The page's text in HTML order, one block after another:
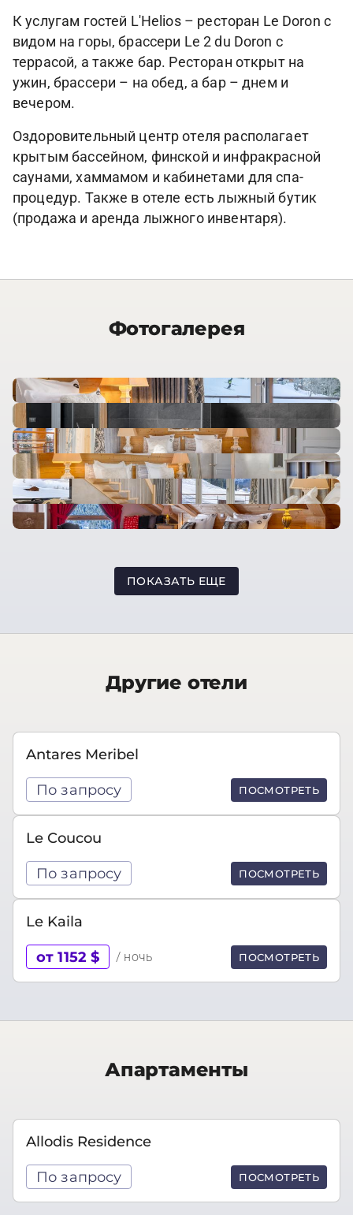
К услугам гостей L'Helios – ресторан Le Doron с
видом на горы, брассери Le 2 du Doron с
террасой, а также бар. Ресторан открыт на
ужин, брассери – на обед, а бар – днем и
вечером.
Оздоровительный центр отеля располагает
крытым бассейном, финской и инфракрасной
саунами, хаммамом и кабинетами для спа-
процедур. Также в отеле есть лыжный бутик
(продажа и аренда лыжного инвентаря).
Фотогалерея
ПОКАЗАТЬ ЕЩЕ
Другие отели
Antares Meribel
По запросу ПОСМОТРЕТЬ
Le Coucou
По запросу ПОСМОТРЕТЬ
Le Kaila
от 1152 $ / ночь ПОСМОТРЕТЬ
Апартаменты
Allodis Residence
По запросу ПОСМОТРЕТЬ